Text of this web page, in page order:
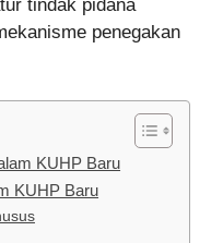
tindak pidana
penegakan
KUHP Baru
KUHP Baru